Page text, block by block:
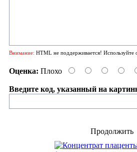
Внимание: HTML не поддерживается! Используйте
Оценка: Плохо
Введите код, указанный на
Продолжить